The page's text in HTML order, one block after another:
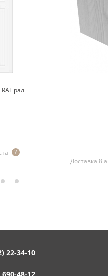
рал
Доставка 8
22-34-10